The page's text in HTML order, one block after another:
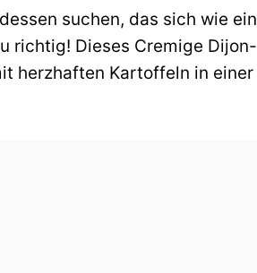
suchen, das sich wie ein
richtig! Dieses Cremige Dijon-
herzhaften Kartoffeln in einer